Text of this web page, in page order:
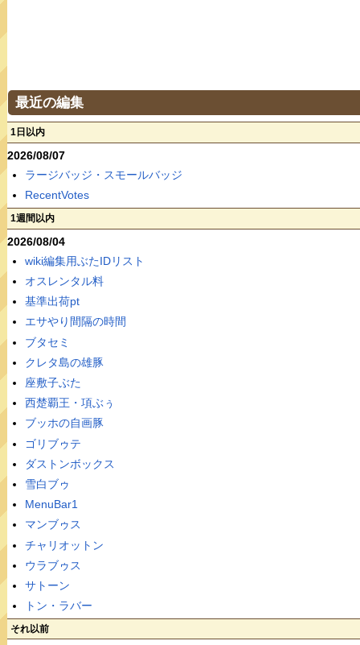
最近の編集
1日以内
2026/08/07
ラージバッジ・スモールバッジ
RecentVotes
1週間以内
2026/08/04
wiki編集用ぶたIDリスト
オスレンタル料
基準出荷pt
エサやり間隔の時間
ブタセミ
クレタ島の雄豚
座敷子ぶた
西楚覇王・項ぶぅ
ブッホの自画豚
ゴリブゥテ
ダストンボックス
雪白ブゥ
MenuBar1
マンブゥス
チャリオットン
ウラブゥス
サトーン
トン・ラバー
それ以前